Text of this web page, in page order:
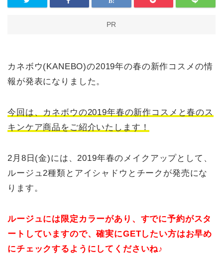
PR
カネボウ(KANEBO)の2019年の春の新作コスメの情
報が発表になりました。
今回は、カネボウの2019年春の新作コスメと春のス
キンケア商品をご紹介いたします！
2月8日(金)には、2019年春のメイクアップとして、
ルージュ2種類とアイシャドウとチークが発売にな
ります。
ルージュには限定カラーがあり、すでに予約がスタ
ートしていますので、確実にGETしたい方はお早め
にチェックするようにしてくださいね♪